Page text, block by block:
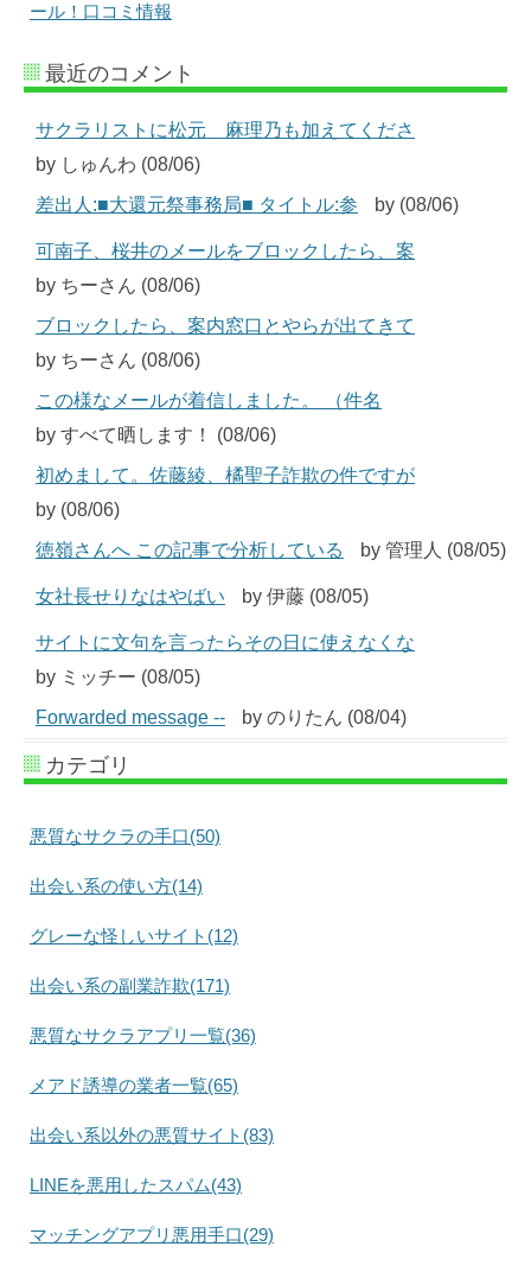
ール！口コミ情報
最近のコメント
サクラリストに松元 麻理乃も加えてくださ
by しゅんわ (08/06)
差出人:■大還元祭事務局■ タイトル:参
by (08/06)
可南子、桜井のメールをブロックしたら、案
by ちーさん (08/06)
ブロックしたら、案内窓口とやらが出てきて
by ちーさん (08/06)
この様なメールが着信しました。 （件名
by すべて晒します！ (08/06)
初めまして。佐藤綾、橘聖子詐欺の件ですが
by (08/06)
徳嶺さんへ この記事で分析している
by 管理人 (08/05)
女社長せりなはやばい by 伊藤 (08/05)
サイトに文句を言ったらその日に使えなくな
by ミッチー (08/05)
Forwarded message --
by のりたん (08/04)
カテゴリ
悪質なサクラの手口(50)
出会い系の使い方(14)
グレーな怪しいサイト(12)
出会い系の副業詐欺(171)
悪質なサクラアプリ一覧(36)
メアド誘導の業者一覧(65)
出会い系以外の悪質サイト(83)
LINEを悪用したスパム(43)
マッチングアプリ悪用手口(29)